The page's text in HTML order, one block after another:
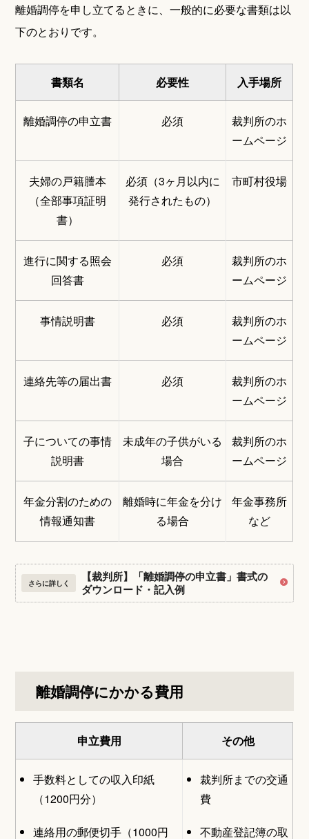
離婚調停を申し立てるときに、一般的に必要な書類は以
下のとおりです。
書類名 必要性 入手場所
離婚調停の申立書 必須
裁判所のホ
ームページ
夫婦の戸籍謄本
（全部事項証明
書）
必須（3ヶ月以内に
発行されたもの）
市町村役場
進行に関する照会
回答書
必須
裁判所のホ
ームページ
事情説明書 必須
裁判所のホ
ームページ
連絡先等の届出書 必須
裁判所のホ
ームページ
子についての事情
説明書
未成年の子供がいる
場合
裁判所のホ
ームページ
年金分割のための
情報通知書
離婚時に年金を分け
る場合
年金事務所
など
さらに詳しく
【裁判所】「離婚調停の申立書」書式の
ダウンロード・記入例
離婚調停にかかる費用
申立費用 その他
手数料としての収入印紙
（1200円分）
連絡用の郵便切手（1000円
裁判所までの交通
費
不動産登記簿の取